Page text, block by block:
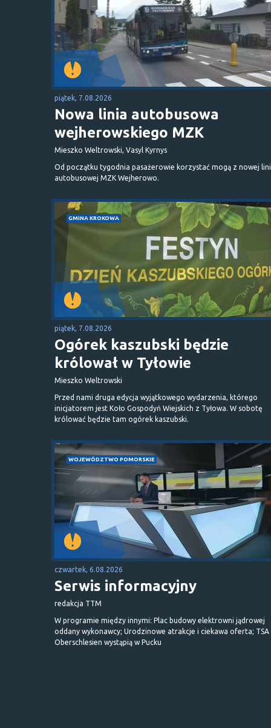
piątek, 7.08.2026
Nowa linia autobusowa
wejherowskiego MZK
Mieszko Weltrowski, Vasyl Kyrnys
Od początku tygodnia pasażerowie korzystać mogą z nowej
autobusowej MZK Wejherowo.
GMINA KROKOWA
piątek, 7.08.2026
Ogórek kaszubski będzie
królował w Tyłowie
Mieszko Weltrowski
Przed nami druga edycja wyjątkowego wydarzenia, którego
inicjatorem jest Koło Gospodyń Wiejskich z Tyłowa. W sobotę
królować będzie tam ogórek kaszubski.
WOJEWÓDZTWO POMORSKIE
czwartek, 6.08.2026
Serwis informacyjny
redakcja TTM
W programie między innymi: Plac budowy elektrowni jądrowej
oddany wykonawcy; Urodzinowe atrakcje i ciekawa oferta; TSA
Oberschlesien wystąpią w Pucku